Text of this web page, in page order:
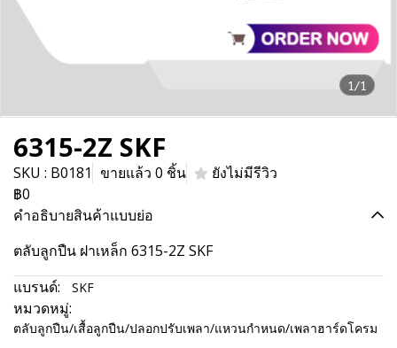
1/1
6315-2Z SKF
SKU : B0181 ขายแล้ว 0 ชิ้น
ยังไม่มีรีวิว
฿0
คำอธิบายสินค้าแบบย่อ
ตลับลูกปืน ฝาเหล็ก 6315-2Z SKF
แบรนด์:
SKF
หมวดหมู่:
ตลับลูกปืน/เสื้อลูกปืน/ปลอกปรับเพลา/แหวนกำหนด/เพลาฮาร์ดโครม